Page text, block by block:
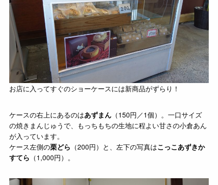
お店に入ってすぐのショーケースには新商品がずらり！
ケースの右上にあるのはあずまん （150円／1個）。一口サイズ
の焼きまんじゅうで、もっちもちの生地に程よい甘さの小倉あん
が入っています。
ケース左側の栗どら （200円）と、左下の写真はこっこあずきか
すてら （1,000円）。